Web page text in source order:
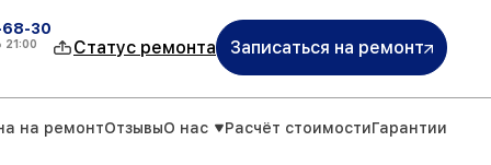
30
21:00 Статус ремонта Записаться на ремонт
на ремонтОтзывыО нас Расчёт стоимостиГарантии